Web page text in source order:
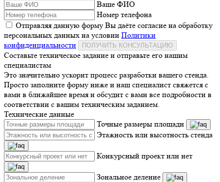
Ваше ФИО
Номер телефона
Отправляя данную форму Вы даёте согласие на обработку
персональных данных на условии Политики
конфиденциальности
ПОЛУЧИТЬ КОНСУЛЬТАЦИЮ
Составьте техническое задание и отправьте его нашим
специалистам
Это значительно ускорит процесс разработки вашего стенда.
Просто заполните форму ниже и наш специалист свяжется с
вами в ближайшее время и обсудит с вами все подробности в
соответствии с вашим техническим заданием.
Технические данные
Точные размеры площади
Этажность или высотность стенда
Конкурсный проект или нет
Зональное деление